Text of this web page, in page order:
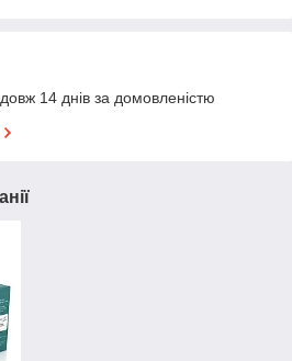
14 днів за домовленістю